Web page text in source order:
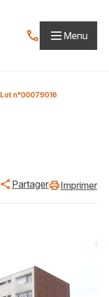
Contactez-nous
Menu
Lot n°00079016
Partager Imprimer